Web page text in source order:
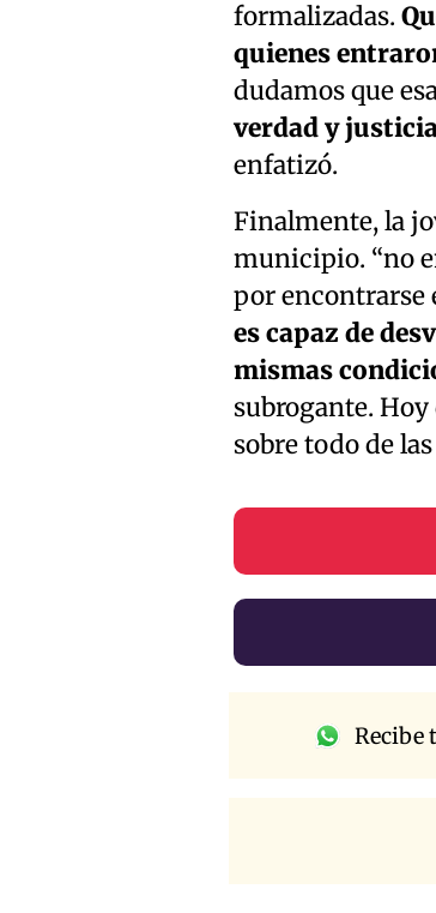
formalizadas.
quienes
dudamos que
verdad y
enfatizó.
Finalmente, la
municipio. “no
por encontrarse
es capaz de
mismas
subrogante.
sobre todo de
Recibe